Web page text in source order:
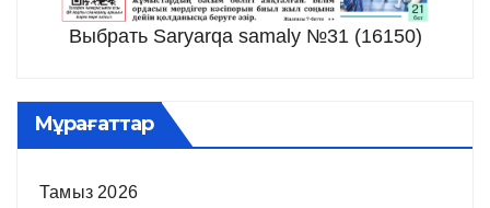
Выбрать Saryarqa samaly №31 (16150)
Мұрағаттар
Тамыз 2026